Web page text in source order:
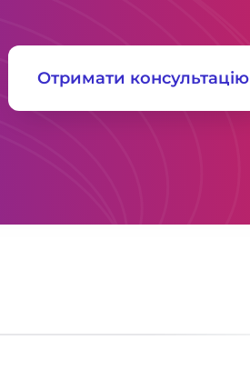
Отримати консультацію